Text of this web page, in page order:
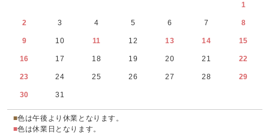
1
2 3 4 5 6 7 8
9 10 11 12 13 14 15
16 17 18 19 20 21 22
23 24 25 26 27 28 29
30 31
■色は午後より休業となります。
■色は休業日となります。